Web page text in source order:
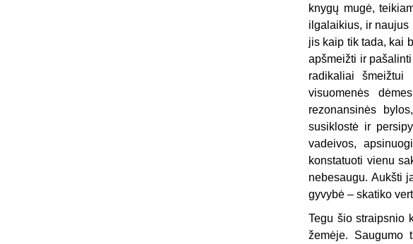
knygų mugė,
ilgalaikius, ir naujus
jis kaip tik tada, kai
apšmeižti ir
radikaliai šmeižtui
visuomenės
rezonansinės
susiklostė ir
vadeivos,
konstatuoti vienu
nebesaugu. Aukšti
gyvybė – skatiko
Tegu šio straipsnio
žemėje. Saugumo